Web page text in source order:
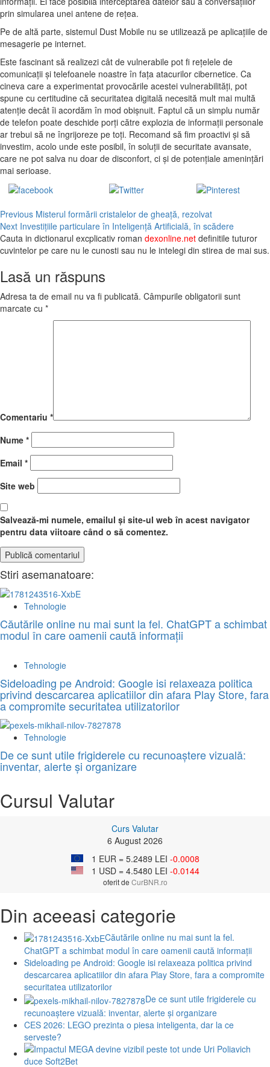
prin simularea unei antene de reţea.
Pe de altă parte, sistemul Dust Mobile nu se utilizează pe aplicaţiile de
mesagerie pe internet.
Este fascinant să realizezi cât de vulnerabile pot fi rețelele de
comunicații și telefoanele noastre în fața atacurilor cibernetice. Ca
cineva care a experimentat provocările acestei vulnerabilități, pot
spune cu certitudine că securitatea digitală necesită mult mai multă
atenție decât îi acordăm în mod obișnuit. Faptul că un simplu număr
de telefon poate deschide porți către explozia de informații personale
ar trebui să ne îngrijoreze pe toți. Recomand să fim proactivi și să
investim, acolo unde este posibil, în soluții de securitate avansate,
care ne pot salva nu doar de disconfort, ci și de potențiale amenințări
mai serioase.
Share on
Tweet
Continue
Reading
Previous Misterul formării cristalelor de gheață, rezolvat
Next Investițiile particulare în Inteligență Artificială, în scădere
Cauta in dictionarul excplicativ roman dexonline.net definitile tuturor
cuvintelor pe care nu le cunosti sau nu le intelegi din stirea de mai sus.
Lasă un răspuns
Adresa ta de email nu va fi publicată. Câmpurile obligatorii sunt
marcate cu *
Comentariu *
Nume *
Email *
Site web
Salvează-mi numele, emailul și site-ul web în acest navigator
pentru data viitoare când o să comentez.
Stiri asemanatoare:
Tehnologie
Căutările online nu mai sunt la fel. ChatGPT a schimbat
modul în care oamenii caută informații
Tehnologie
Sideloading pe Android: Google isi relaxeaza politica
privind descarcarea aplicatiilor din afara Play Store, fara
a compromite securitatea utilizatorilor
Tehnologie
De ce sunt utile frigiderele cu recunoaștere vizuală:
inventar, alerte și organizare
Cursul Valutar
Curs Valutar
6 August 2026
1 EUR = 5.2489 LEI -0.0008
1 USD = 4.5480 LEI -0.0144
oferit de CurBNR.ro
Din aceeasi categorie
Căutările online nu mai sunt la fel.
ChatGPT a schimbat modul în care oamenii caută informații
Sideloading pe Android: Google isi relaxeaza politica privind
descarcarea aplicatiilor din afara Play Store, fara a compromite
securitatea utilizatorilor
De ce sunt utile frigiderele cu
recunoaștere vizuală: inventar, alerte și organizare
CES 2026: LEGO prezinta o piesa inteligenta, dar la ce
serveste?